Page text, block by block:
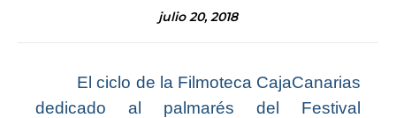
julio 20, 2018
El ciclo de la Filmoteca CajaCanarias
dedicado al palmarés del Festival